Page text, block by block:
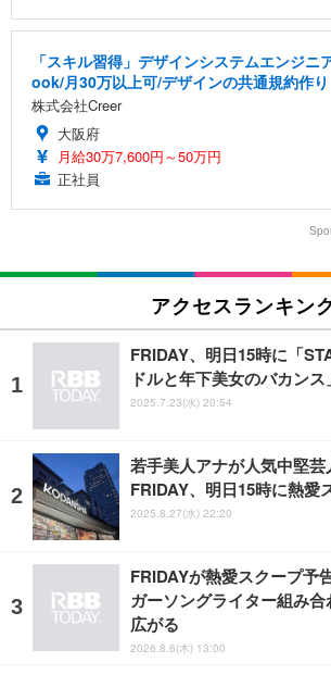
「スキル習得」デザインシステムエンジ
ook/月30万以上可/デザインの共通規約作り
株式会社Creer
大阪府
月給30万7,600円～50万円
正社員
アクセスランキン
FRIDAY、明日15時に「
ドルと年下美女のバカン
2025.7.23(水) 20:54
若手美人アナが人気中堅芸
FRIDAY、明日15時に熱愛
2025.8.27(水) 22:20
FRIDAYが熱愛スクープ予
ガーソングライター組み
広がる
2026.8.6(木) 13:00